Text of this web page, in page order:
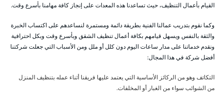
القيام بأعمال التنظيف، حيث تساعدنا هذه المعدات على إنجاز كافة مهامنا بأسرع وقت.
وكما نقوم بتدريب عمالنا الفنية بطريقة دائمة ومستمرة لنساعدهم على اكتساب الخبرة
والثقة بالنفس ويسهل قيامهم بكافة أعمال تنظيف الشقق وبأسرع وقت وبكل احترافية
ونقدم خدماتنا على مدار ساعات اليوم دون كلل أو ملل ومن الأسباب التي جعلت شركتنا
أفضل شركة في هذا المجال:
التكاتف وهو من الركائز الأساسية التي يعتمد عليها فريقنا أثناء عمله بتنظيف المنزل
من الشوائب سواء من الغبار أو المخلفات.